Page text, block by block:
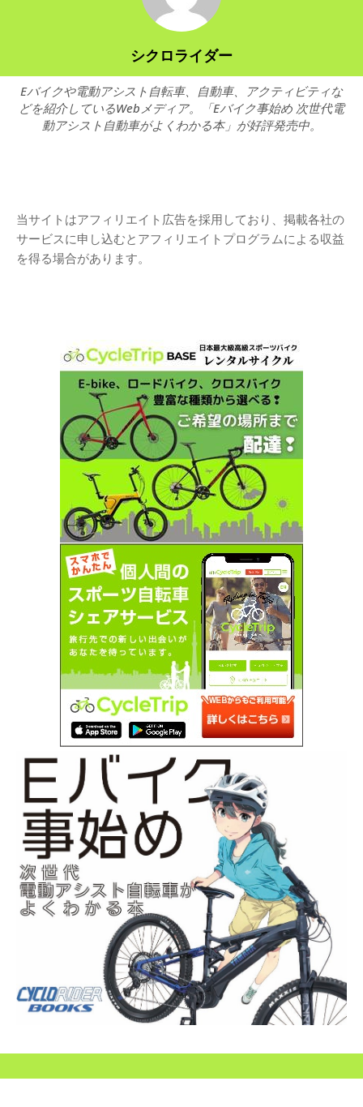
シクロライダー
Eバイクや電動アシスト自転車、自動車、アクティビティな
どを紹介しているWebメディア。「Eバイク事始め 次世代電
動アシスト自動車がよくわかる本」が好評発売中。
当サイトはアフィリエイト広告を採用しており、掲載各社の
サービスに申し込むとアフィリエイトプログラムによる収益
を得る場合があります。